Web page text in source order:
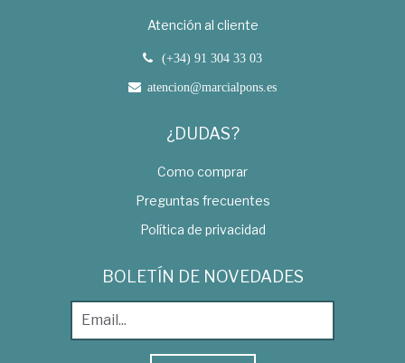
Atención al cliente
(+34) 91 304 33 03
atencion@marcialpons.es
¿DUDAS?
Como comprar
Preguntas frecuentes
Política de privacidad
BOLETÍN DE NOVEDADES